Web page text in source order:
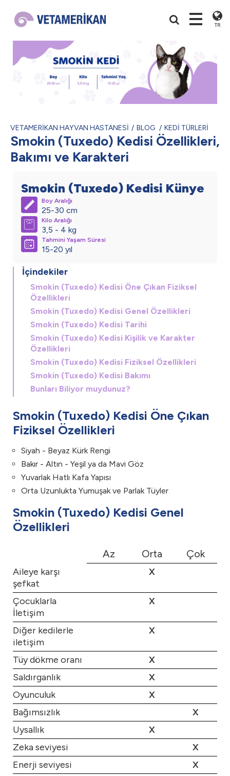
TR
VETAMERİKAN HAYVAN HASTANESİ BLOG KEDİ TÜRLERİ
Smokin (Tuxedo) Kedisi Özellikleri,
Bakımı ve Karakteri
Smokin (Tuxedo) Kedisi Künye
Boy Aralığı
25-30 cm
Kilo Aralığı
3,5 - 4 kg
Tahmini Yaşam Süresi
15-20 yıl
İçindekiler
Smokin (Tuxedo) Kedisi Öne Çıkan Fiziksel
Özellikleri
Smokin (Tuxedo) Kedisi Genel Özellikleri
Smokin (Tuxedo) Kedisi Tarihi
Smokin (Tuxedo) Kedisi Kişilik ve Karakter
Özellikleri
Smokin (Tuxedo) Kedisi Fiziksel Özellikleri
Smokin (Tuxedo) Kedisi Bakımı
Bunları Biliyor muydunuz?
Smokin (Tuxedo) Kedisi Öne Çıkan
Fiziksel Özellikleri
Siyah - Beyaz Kürk Rengi
Bakır - Altın - Yeşil ya da Mavi Göz
Yuvarlak Hatlı Kafa Yapısı
Orta Uzunlukta Yumuşak ve Parlak Tüyler
Smokin (Tuxedo) Kedisi Genel
Özellikleri
Az Orta Çok
Aileye karşı
şefkat
X
Çocuklarla
İletişim
X
Diğer kedilerle
iletişim
X
Tüy dökme oranı
X
Saldırganlık
X
Oyunculuk
X
Bağımsızlık
X
Uysallık
X
Zeka seviyesi
X
Enerji seviyesi
X